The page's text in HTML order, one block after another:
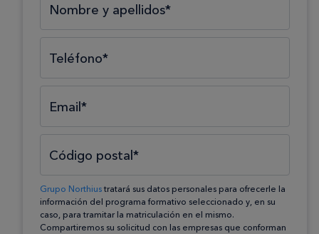
Nombre y apellidos*
Teléfono*
Email*
Código postal*
Grupo Northiustratará sus datos personales para ofrecerle la
información del programa formativo seleccionado y, en su
caso, para tramitar la matriculación en el mismo.
Compartiremos su solicitud con las empresas que conforman